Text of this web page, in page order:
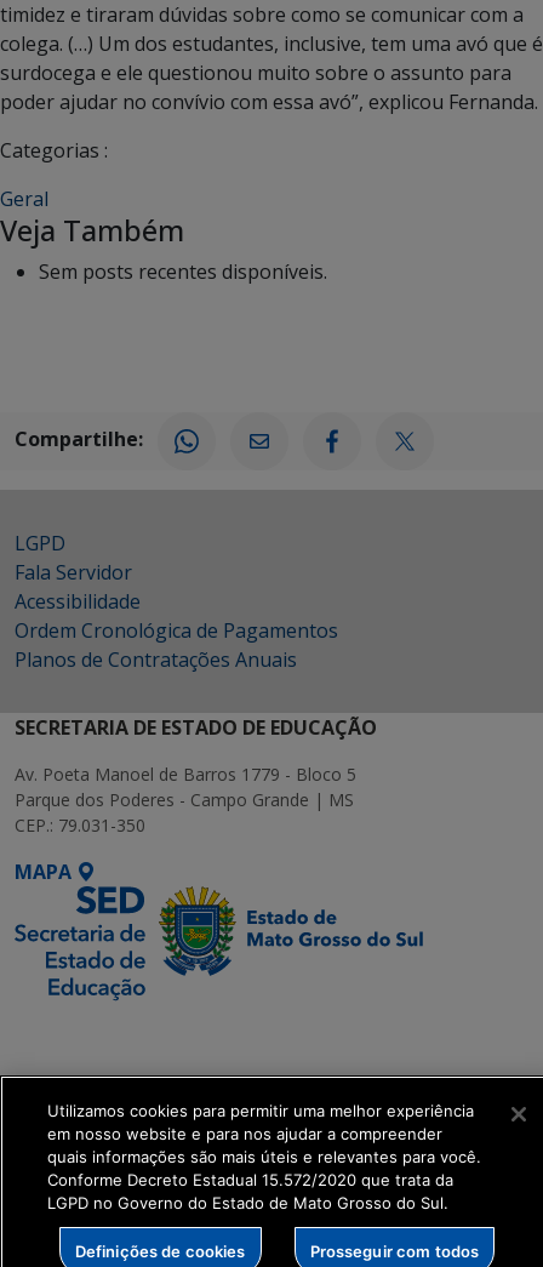
timidez e tiraram dúvidas sobre como se comunicar com a
colega. (…) Um dos estudantes, inclusive, tem uma avó que é
surdocega e ele questionou muito sobre o assunto para
poder ajudar no convívio com essa avó”, explicou Fernanda.
Categorias :
Geral
Veja Também
Sem posts recentes disponíveis.
Compartilhe:
LGPD
Fala Servidor
Acessibilidade
Ordem Cronológica de Pagamentos
Planos de Contratações Anuais
SECRETARIA DE ESTADO DE EDUCAÇÃO
Av. Poeta Manoel de Barros 1779 - Bloco 5
Parque dos Poderes - Campo Grande | MS
CEP.: 79.031-350
MAPA
get_footer();
Utilizamos cookies para permitir uma melhor experiência
em nosso website e para nos ajudar a compreender
quais informações são mais úteis e relevantes para você.
Conforme Decreto Estadual 15.572/2020 que trata da
LGPD no Governo do Estado de Mato Grosso do Sul.
Definições de cookies Prosseguir com todos